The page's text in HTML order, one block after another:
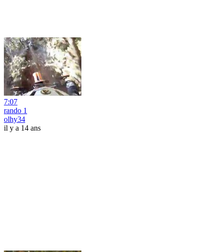
7:07
rando 1
olhy34
il y a 14 ans